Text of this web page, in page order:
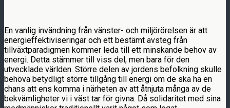
En vanlig invändning från vänster- och miljörörelsen är att
energieffektiviseringar och ett bestämt avsteg från
tillväxtparadigmen kommer leda till ett minskande behov av
energi. Detta stämmer till viss del, men bara för den
utvecklade världen. Större delen av jordens befolkning skulle
behöva betydligt större tillgång till energi om de ska ha en
chans att ens komma i närheten av att åtnjuta många av de
bekvämligheter vi i väst tar för givna. Då solidaritet med sina